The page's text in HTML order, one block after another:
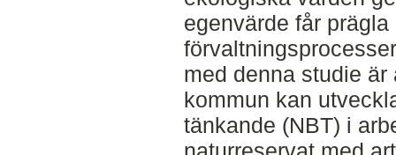
egenvärde får
med denna studie
kommun kan
tänkande (NBT) i